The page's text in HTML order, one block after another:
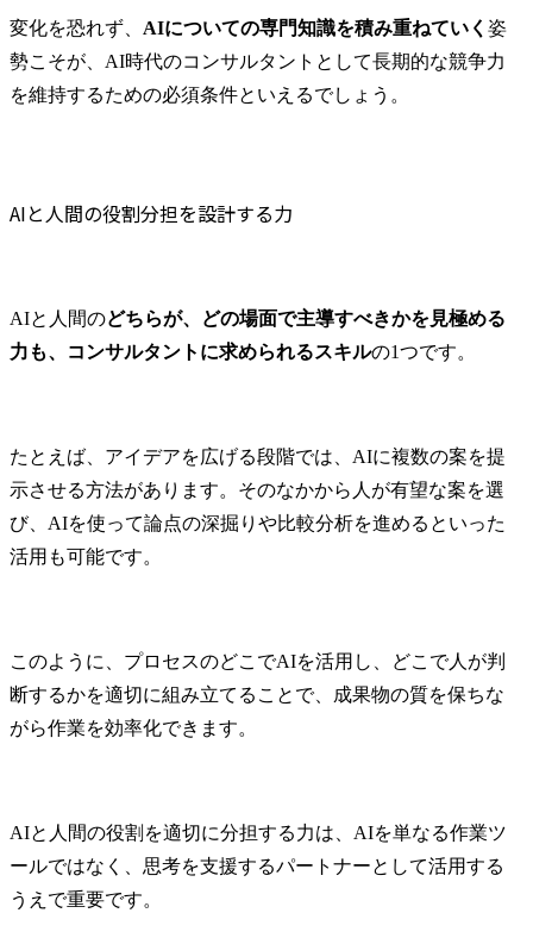
変化を恐れず、 AIについての専門知識を積み重ねていく 姿
勢こそが、AI時代のコンサルタントとして長期的な競争力
を維持するための必須条件といえるでしょう。
AIと人間の役割分担を設計する力
AIと人間のどちらが、どの場面で主導すべきかを見極める
力も、コンサルタントに求められるスキルの1つです。
たとえば、アイデアを広げる段階では、AIに複数の案を提
示させる方法があります。そのなかから人が有望な案を選
び、AIを使って論点の深掘りや比較分析を進めるといった
活用も可能です。
このように、プロセスのどこでAIを活用し、どこで人が判
断するかを適切に組み立てることで、成果物の質を保ちな
がら作業を効率化できます。
AIと人間の役割を適切に分担する力は、AIを単なる作業ツ
ールではなく、思考を支援するパートナーとして活用する
うえで重要です。